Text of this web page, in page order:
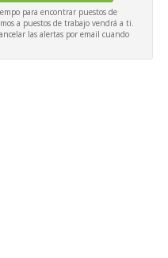
para encontrar puestos de
a puestos de trabajo vendrá a ti.
las alertas por email cuando